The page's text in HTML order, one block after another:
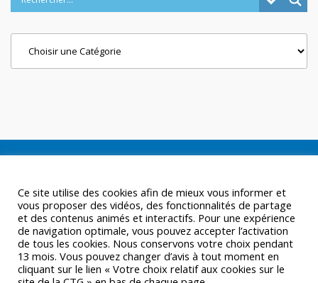
Ce site utilise des cookies afin de mieux vous informer et
vous proposer des vidéos, des fonctionnalités de partage
et des contenus animés et interactifs. Pour une expérience
de navigation optimale, vous pouvez accepter l’activation
de tous les cookies. Nous conservons votre choix pendant
13 mois. Vous pouvez changer d’avis à tout moment en
cliquant sur le lien « Votre choix relatif aux cookies sur le